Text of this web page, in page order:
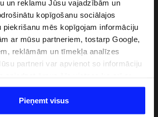
un reklamu Jūsu vajadzībām un
kopīgošanu sociālajos
piekrišanu mēs kopīgojam informāciju
ar mūsu partneriem, tostarp Google,
reklāmām un tīmekļa analīzes
partneri var apvienot so informāciju
izmantojot viņu pakalpojumus. Ar
varam pārsūtīt Jūsu personas datus
lai uzlabotu veidu, kadā tiek rādīta
Pieņemt visus